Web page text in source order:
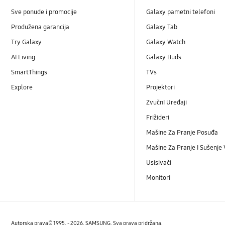
Sve ponude i promocije
Produžena garancija
Try Galaxy
AI Living
SmartThings
Explore
Galaxy pametni telefoni
Galaxy Tab
Galaxy Watch
Galaxy Buds
TVs
Projektori
ZvučnI Uređaji
Frižideri
Mašine Za Pranje Posuđa
Mašine Za Pranje I Sušenje
Usisivači
Monitori
Autorska prava© 1995. - 2026. SAMSUNG. Sva prava pridržana.